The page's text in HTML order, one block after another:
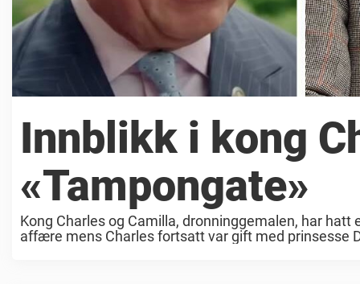
Innblikk i kong
«Tampongate»
Kong Charles og Camilla, dronninggemalen, har
affære mens Charles fortsatt var gift med prinsesse